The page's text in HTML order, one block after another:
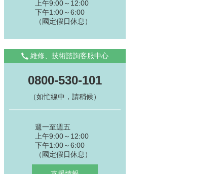
上午9:00～12:00
下午1:00～6:00
（國定假日休息）
維修、技術諮詢客服中心
0800-530-101
（如忙線中，請稍候）
週一至週五
上午9:00～12:00
下午1:00～6:00
（國定假日休息）